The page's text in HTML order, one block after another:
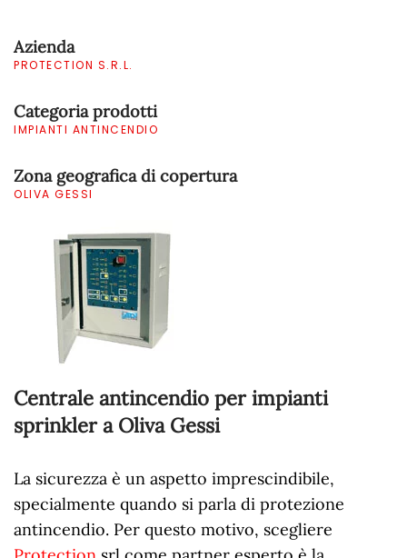
Azienda
PROTECTION S.R.L.
Categoria prodotti
IMPIANTI ANTINCENDIO
Zona geografica di copertura
OLIVA GESSI
Centrale antincendio per impianti
sprinkler a Oliva Gessi
La sicurezza è un aspetto imprescindibile,
specialmente quando si parla di protezione
antincendio. Per questo motivo, scegliere